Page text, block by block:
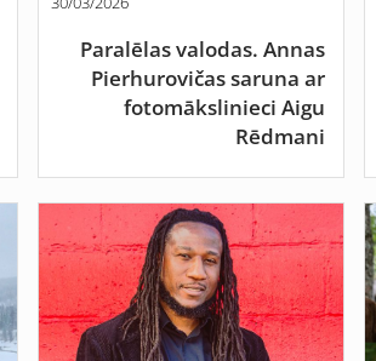
Paralēlas valodas. Annas
Pierhurovičas saruna ar
fotomākslinieci Aigu
Rēdmani